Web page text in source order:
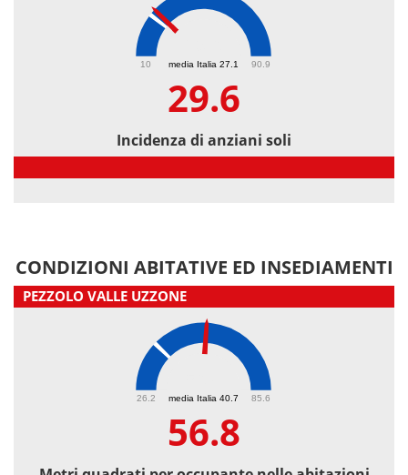
media Italia 27.1
10 90.9
29.6
Incidenza di anziani soli
CONDIZIONI ABITATIVE ED INSEDIAMENTI
PEZZOLO VALLE UZZONE
media Italia 40.7
26.2 85.6
56.8